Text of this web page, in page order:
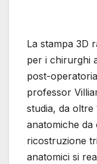
La stampa 3D
per i chirurghi
post-
professor
studia, da oltre
anatomiche da
ricostruzione
anatomici si